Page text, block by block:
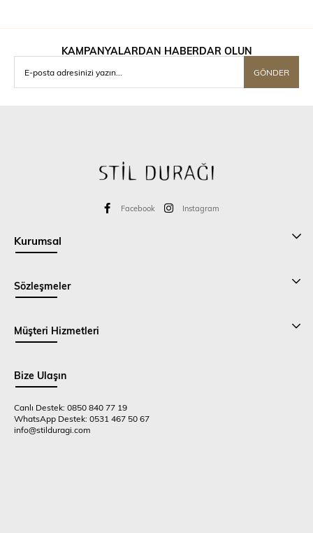
KAMPANYALARDAN HABERDAR OLUN
GÖNDER
Facebook Instagram
Kurumsal
Sözleşmeler
Müşteri Hizmetleri
Bize Ulaşın
Canlı Destek: 0850 840 77 19
WhatsApp Destek: 0531 467 50 67
info@stilduragi.com